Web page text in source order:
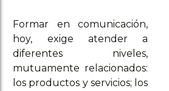
Formar en comunicación,
hoy, exige atender a
diferentes niveles,
mutuamente relacionados:
los productos y servicios; los